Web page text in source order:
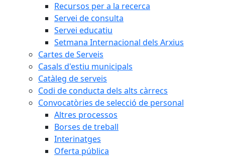
Recursos per a la recerca
Servei de consulta
Servei educatiu
Setmana Internacional dels Arxius
Cartes de Serveis
Casals d'estiu municipals
Catàleg de serveis
Codi de conducta dels alts càrrecs
Convocatòries de selecció de personal
Altres processos
Borses de treball
Interinatges
Oferta pública